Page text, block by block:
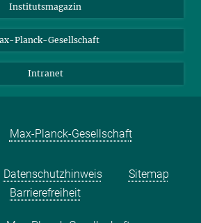
Institutsmagazin
Planck-Gesellschaft
Intranet
Max-Planck-Gesellschaft
Datenschutzhinweis
Sitemap
Barrierefreiheit